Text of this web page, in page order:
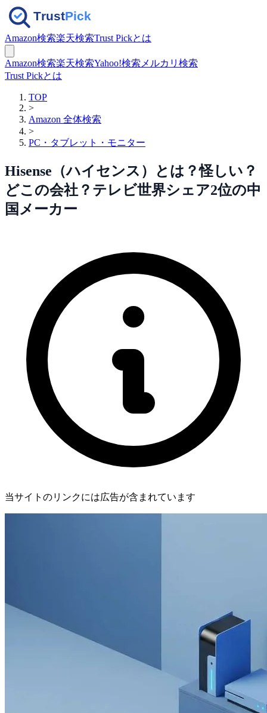
Amazon検索楽天検索Trust Pickとは
Amazon検索楽天検索Yahoo!検索 メルカリ検索
Trust Pickとは
TOP
>
Amazon 全体検索
>
PC・タブレット・モニター
Hisense（ハイセンス）とは？怪しい？
どこの会社？テレビ世界シェア2位の中
国メーカー
当サイトのリンクには広告が含まれています